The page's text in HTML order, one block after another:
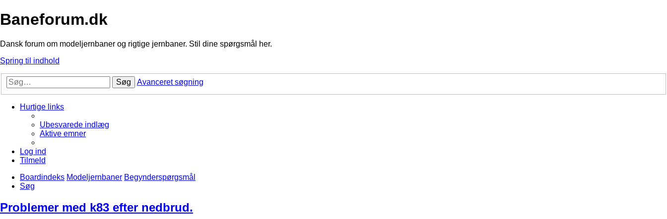
Baneforum.dk
Dansk forum om modeljernbaner og rigtige jernbaner. Stil dine spørgsmål her.
Spring til indhold
Søg Avanceret søgning
Hurtige links
Ubesvarede indlæg
Aktive emner
Log ind
Tilmeld
Boardindeks Modeljernbaner Begynderspørgsmål
Søg
Problemer med k83 efter nedbrud.